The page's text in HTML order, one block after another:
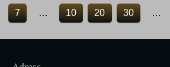
7 … 10 20 30 …